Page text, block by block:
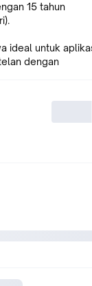
15 tahun
ideal untuk
dengan